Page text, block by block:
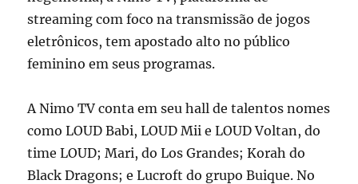
streaming com foco na transmissão de jogos
eletrônicos, tem apostado alto no público
feminino em seus programas.
A Nimo TV conta em seu hall de talentos nomes
como LOUD Babi, LOUD Mii e LOUD Voltan, do
time LOUD; Mari, do Los Grandes; Korah do
Black Dragons; e Lucroft do grupo Buique. No